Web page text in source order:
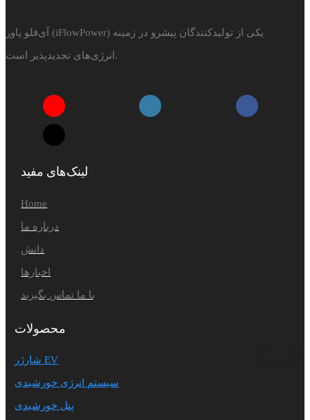
آی‌فلو پاور (iFlowPower) یکی از تولیدکنندگان پیشرو در زمینه
انرژی‌های تجدیدپذیر است.
لینک‌های مفید
Home
درباره ما
دانش
اخبارها
با ما تماس بگیرید
محصولات
شارژر EV
سیستم انرژی خورشیدی
پنل خورشیدی